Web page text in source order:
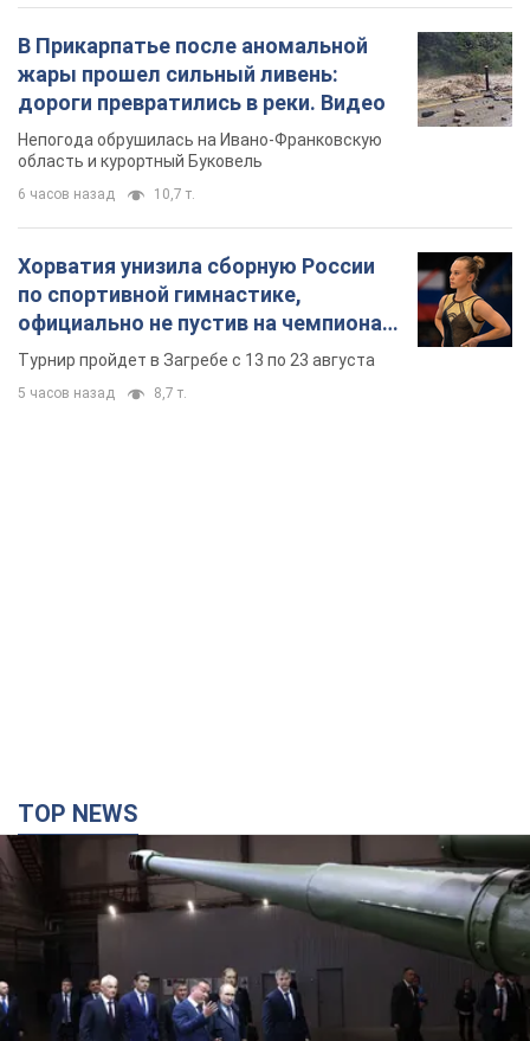
В Прикарпатье после аномальной
жары прошел сильный ливень:
дороги превратились в реки. Видео
Непогода обрушилась на Ивано-Франковскую
область и курортный Буковель
6 часов назад 10,7 т.
Хорватия унизила сборную России
по спортивной гимнастике,
официально не пустив на чемпионат
Европы основных спортсменов
Турнир пройдет в Загребе с 13 по 23 августа
5 часов назад 8,7 т.
TOP NEWS